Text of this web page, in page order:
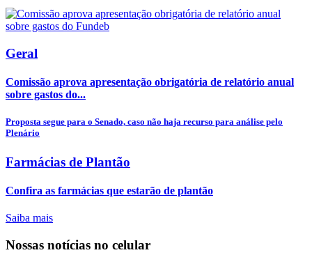
Geral
Comissão aprova apresentação obrigatória de relatório anual
sobre gastos do...
Proposta segue para o Senado, caso não haja recurso para análise pelo
Plenário
Farmácias de Plantão
Confira as farmácias que estarão de plantão
Saiba mais
Nossas notícias no celular